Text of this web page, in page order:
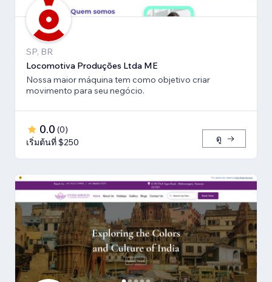
SP, BR
Locomotiva Produções Ltda ME
Nossa maior máquina tem como objetivo criar
movimento para seu negócio.
0.0 (0)
เริ่มต้นที่ $250
ดู